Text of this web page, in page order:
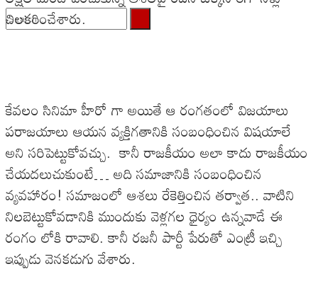
చిలకరించేశారు.
కేవలం సినిమా హీరో గా అయితే ఆ రంగతంలో విజయాలు
పరాజయాలు ఆయన వ్యక్తిగతానికి సంబంధించిన విషయాలే
అని సరిపెట్టుకోవచ్చు. కానీ రాజకీయం అలా కాదు రాజకీయం
చేయదలుచుకుంటే… అది సమాజానికి సంబంధించిన
వ్యవహారం! సమాజంలో ఆశలు రేకెత్తించిన తర్వాత.. వాటిని
నిలబెట్టుకోవడానికి ముందుకు వెళ్లగల ధైర్యం ఉన్నవాడే ఈ
రంగం లోకి రావాలి. కానీ రజనీ పార్టీ పేరుతో ఎంట్రీ ఇచ్చి
ఇప్పుడు వెనకడుగు వేశారు.